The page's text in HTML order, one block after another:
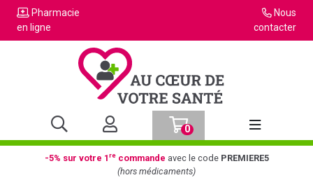
Pharmacie
en ligne
Nous
contacter
0
Afficher la
-5% sur votre 1recommande avec le code PREMIERE5
(hors médicaments)